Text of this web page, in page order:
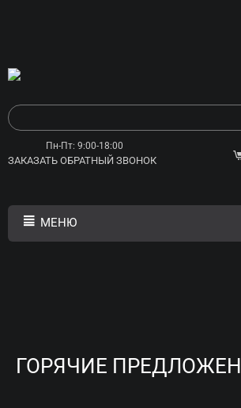
Пн-Пт: 9:00-18:00
ЗАКАЗАТЬ ОБРАТНЫЙ ЗВОНОК
МЕНЮ
ГОРЯЧИЕ